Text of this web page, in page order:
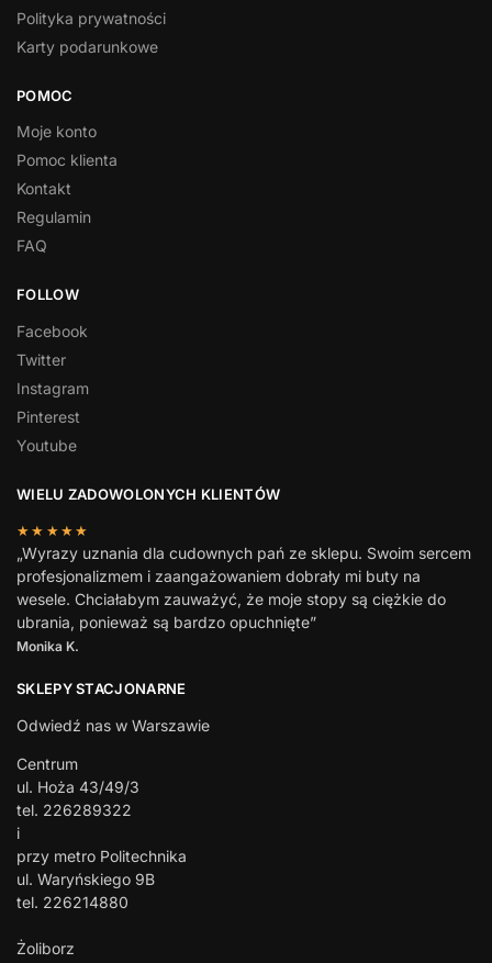
Polityka prywatności
Karty podarunkowe
POMOC
Moje konto
Pomoc klienta
Kontakt
Regulamin
FAQ
FOLLOW
Facebook
Twitter
Instagram
Pinterest
Youtube
WIELU ZADOWOLONYCH KLIENTÓW
★★★★★
„Wyrazy uznania dla cudownych pań ze sklepu. Swoim sercem
profesjonalizmem i zaangażowaniem dobrały mi buty na
wesele. Chciałabym zauważyć, że moje stopy są ciężkie do
ubrania, ponieważ są bardzo opuchnięte”
Monika K.
SKLEPY STACJONARNE
Odwiedź nas w Warszawie
Centrum
ul. Hoża 43/49/3
tel. 226289322
i
przy metro Politechnika
ul. Waryńskiego 9B
tel. 226214880
Żoliborz